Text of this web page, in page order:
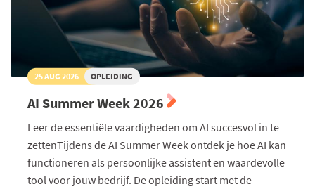
25 AUG 2026 OPLEIDING
AI Summer Week 2026
Leer de essentiële vaardigheden om AI succesvol in te
zettenTijdens de AI Summer Week ontdek je hoe AI kan
functioneren als persoonlijke assistent en waardevolle
tool voor jouw bedrijf. De opleiding start met de